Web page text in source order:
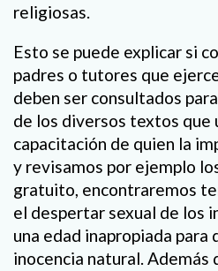
religiosas.
Esto se puede explicar si
padres o tutores que
deben ser consultados
de los diversos textos que
capacitación de quien la
y revisamos por ejemplo
gratuito, encontraremos
el despertar sexual de los
una edad inapropiada para
inocencia natural. Además